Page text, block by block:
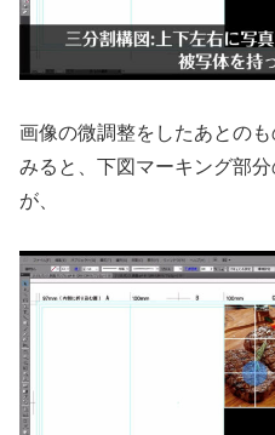
画像の微調整をしたあとの
みると、下図マーキング部
が、